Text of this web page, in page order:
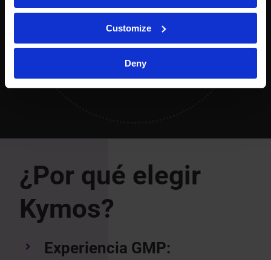
Customize
Deny
¿Por qué elegir
Kymos?
Experiencia GMP: